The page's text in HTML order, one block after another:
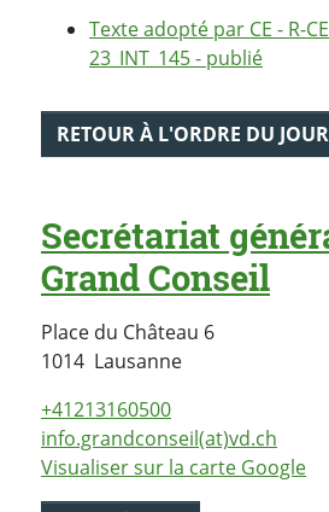
Texte adopté par CE - R-
23_INT_145 - publié
RETOUR À L'ORDRE DU JOUR
Secrétariat
Grand Conseil
Place du Château 6
1014 LausanneSuisse
+41213160500
info.grandconseil(at)vd.ch
Visualiser sur la carte Google